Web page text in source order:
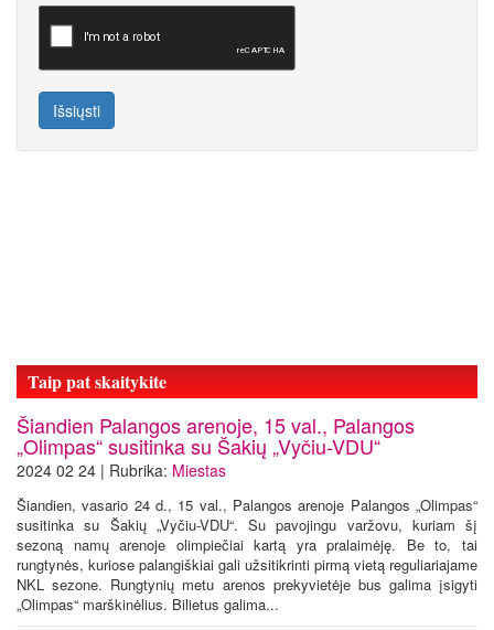
Išsiųsti
Taip pat skaitykite
Šiandien Palangos arenoje, 15 val., Palangos
„Olimpas“ susitinka su Šakių „Vyčiu-VDU“
2024 02 24 | Rubrika: Miestas
Šiandien, vasario 24 d., 15 val., Palangos arenoje Palangos „Olimpas“
susitinka su Šakių „Vyčiu-VDU“. Su pavojingu varžovu, kuriam šį
sezoną namų arenoje olimpiečiai kartą yra pralaimėję. Be to, tai
rungtynės, kuriose palangiškiai gali užsitikrinti pirmą vietą reguliariajame
NKL sezone. Rungtynių metu arenos prekyvietėje bus galima įsigyti
„Olimpas“ marškinėlius. Bilietus galima...